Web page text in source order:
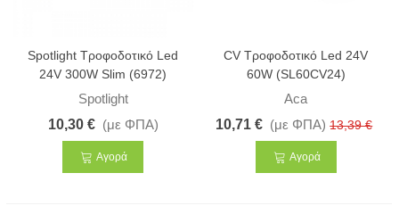
Spotlight Τροφοδοτικό Led
24V 300W Slim (6972)
Spotlight
10,30 € (με ΦΠΑ)
Αγορά
CV Τροφοδοτικό Led 24V
60W (SL60CV24)
Aca
10,71 € (με ΦΠΑ) 13,39 €
Αγορά